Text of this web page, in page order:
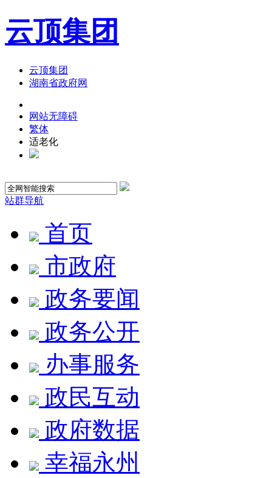
云顶集团
云顶集团
湖南省政府网
网站无障碍
繁体
适老化
站群导航
首页
市政府
政务要闻
政务公开
办事服务
政民互动
政府数据
幸福永州